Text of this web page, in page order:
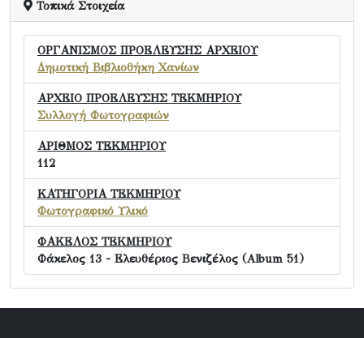
Τοπικά Στοιχεία
ΟΡΓΑΝΙΣΜΟΣ ΠΡΟΕΛΕΥΣΗΣ ΑΡΧΕΙΟΥ
Δημοτική Βιβλιοθήκη Χανίων
ΑΡΧΕΙΟ ΠΡΟΕΛΕΥΣΗΣ ΤΕΚΜΗΡΙΟΥ
Συλλογή Φωτογραφιών
ΑΡΙΘΜΟΣ ΤΕΚΜΗΡΙΟΥ
112
ΚΑΤΗΓΟΡΙΑ ΤΕΚΜΗΡΙΟΥ
Φωτογραφικό Υλικό
ΦΑΚΕΛΟΣ ΤΕΚΜΗΡΙΟΥ
Φάκελος 13 - Ελευθέριος Βενιζέλος (Album 51)